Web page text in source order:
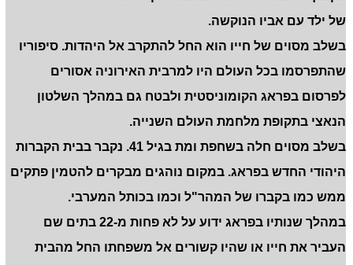
של ילד עם אביו הנוקשה.
בשלב מסוים של חייו הוא החל להתקרב אל היהדות. סיפוריו
שהתפרסמו בכל העולם היו למרבית האירוניה אסורים
לפרסום בפראג הקומוניסטית ולבטח גם במהלך השלטון
הנאצי בתקופת מלחמת העולם השנייה.
בשלב מסוים חלה בשחפת ומת בגיל 41. נקבר בבית הקברות
היהודי החדש בפראג. במקום נוהגים מבקרים להטמין פתקים
ממש כמו בקברו של המהר"ל וכמו בכותל המערבי.
במהלך שנותיו בפראג ידוע על לא פחות מ-22 בתים שם
העביר את חייו או שהיו קשורים אל משפחתו החל מהבית